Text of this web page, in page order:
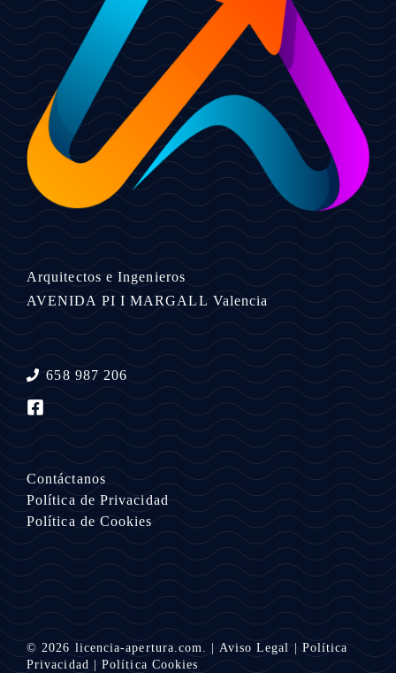
Arquitectos e Ingenieros
AVENIDA PI I MARGALL Valencia
658 987 206
Contáctanos
Política de Privacidad
Política de Cookies
© 2026 licencia-apertura.com. Aviso Legal
Política
Privacidad
|Política Cookies